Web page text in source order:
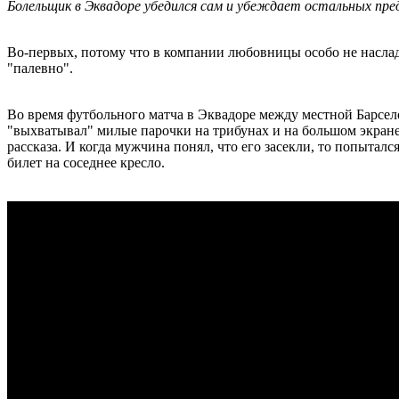
Болельщик в Эквадоре убедился сам и убеждает остальных
Во-первых, потому что в компании любовницы особо не
"палевно".
Во время футбольного матча в Эквадоре между местной
"выхватывал" милые парочки на трибунах и на большом
рассказа. И когда мужчина понял, что его засекли, то
билет на соседнее кресло.